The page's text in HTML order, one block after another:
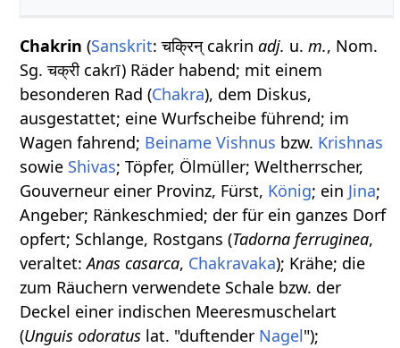
Chakrin (Sanskrit: चक्रिन् cakrinadj. u.m., Nom.
Sg. चक्री cakrī) Räder habend; mit einem
besonderen Rad (Chakra), dem Diskus,
ausgestattet; eine Wurfscheibe führend; im
Wagen fahrend; Beiname Vishnus bzw. Krishnas
sowie Shivas; Töpfer, Ölmüller; Weltherrscher,
Gouverneur einer Provinz, Fürst, König; ein Jina;
Angeber; Ränkeschmied; der für ein ganzes Dorf
opfert; Schlange, Rostgans (Tadorna ferruginea,
veraltet:Anas casarca, Chakravaka); Krähe; die
zum Räuchern verwendete Schale bzw. der
Deckel einer indischen Meeresmuschelart
(Unguis odoratus lat. "duftender Nagel");